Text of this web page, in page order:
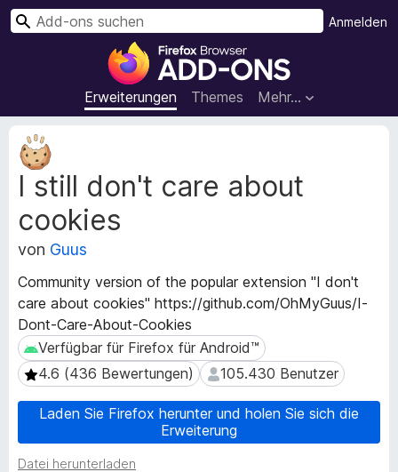
A
d
d
-
s
e
n
i
r
f
o
Erweiterungen Themes Mehr…
Anmelden
S
I still don't care about
cookies
von Guus
Community version of the popular extension "I don't
care about cookies" https://github.com/OhMyGuus/I-
Dont-Care-About-Cookies
Verfügbar für Firefox für Android™
Verfügbar für Firefox für Android™
4.6 (436 Bewertungen)
4.6 (436 Bewertungen) 105.430 Benutzer
105.430 Benutzer
Laden Sie Firefox herunter und holen Sie sich die
Erweiterung
Datei herunterladen
M
e
t
a
d
a
t
e
n
z
u
r
E
r
w
i
t